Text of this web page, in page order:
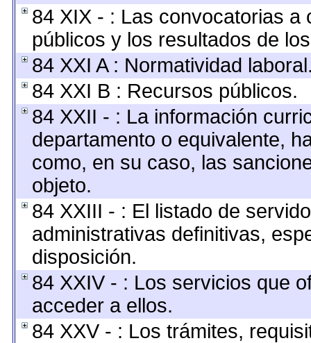
84 XIX - : Las convocatorias
públicos y los resultados de
84 XXI A : Normatividad
84 XXI B : Recursos públicos.
84 XXII - : La información
departamento o equivalente,
como, en su caso, las
objeto.
84 XXIII - : El listado de
administrativas definitivas,
disposición.
84 XXIV - : Los servicios que
acceder a ellos.
84 XXV - : Los trámites,